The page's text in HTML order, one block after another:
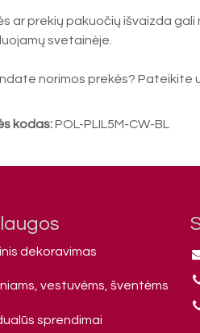
ar prekių pakuočių išvaizda gali
svetainėje.
norimos prekės? Pateikite
kodas:POL-PLIL5M-CW-BL
dekoravimas
vestuvėms, šventėms
sprendimai